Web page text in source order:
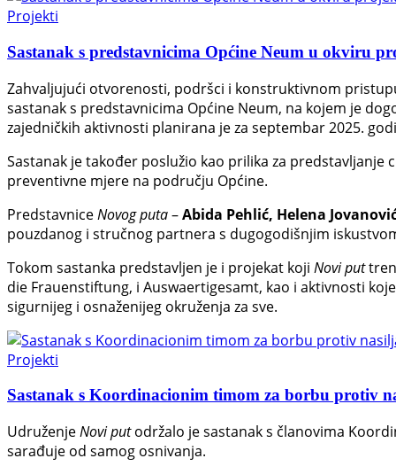
Projekti
Sastanak s predstavnicima Općine Neum u okviru
Zahvaljujući otvorenosti, podršci i konstruktivnom
sastanak s predstavnicima Općine Neum, na kojem je
zajedničkih aktivnosti planirana je za septembar 2025.
Sastanak je također poslužio kao prilika za
preventivne mjere na području Općine.
PredstavniceNovog puta–Abida Pehlić, Helena
pouzdanog i stručnog partnera s dugogodišnjim
Tokom sastanka predstavljen je i projekat koji Novi put
die Frauenstiftung, i Auswaertigesamt, kao i aktivnosti
sigurnijeg i osnaženijeg okruženja za sve.
Projekti
Sastanak s Koordinacionim timom za borbu
UdruženjeNovi putodržalo je sastanak s članovima
sarađuje od samog osnivanja.